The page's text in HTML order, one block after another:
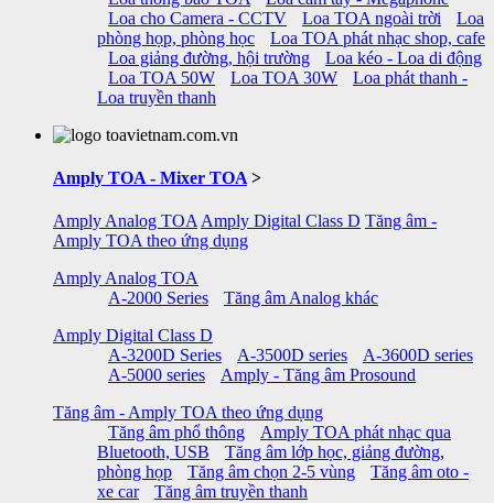
Loa cho Camera - CCTV
Loa TOA ngoài trời
Loa
phòng họp, phòng học
Loa TOA phát nhạc shop, cafe
Loa giảng đường, hội trường
Loa kéo - Loa di động
Loa TOA 50W
Loa TOA 30W
Loa phát thanh -
Loa truyền thanh
Amply TOA - Mixer TOA >
Amply Analog TOA Amply Digital Class D Tăng âm -
Amply TOA theo ứng dụng
Amply Analog TOA
A-2000 Series
Tăng âm Analog khác
Amply Digital Class D
A-3200D Series
A-3500D series
A-3600D series
A-5000 series
Amply - Tăng âm Prosound
Tăng âm - Amply TOA theo ứng dụng
Tăng âm phổ thông
Amply TOA phát nhạc qua
Bluetooth, USB
Tăng âm lớp học, giảng đường,
phòng họp
Tăng âm chọn 2-5 vùng
Tăng âm oto -
xe car
Tăng âm truyền thanh